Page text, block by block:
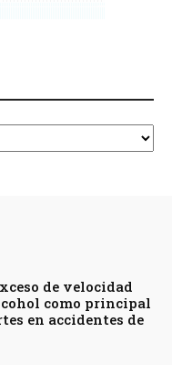
de velocidad
como principal
en accidentes de